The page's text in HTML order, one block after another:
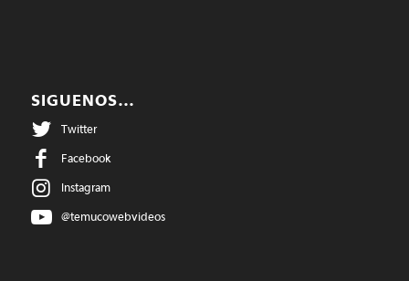
SIGUENOS…
Twitter
Facebook
Instagram
@temucowebvideos